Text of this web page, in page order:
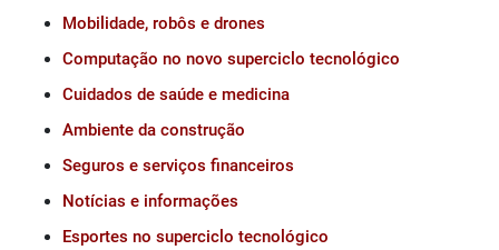
Mobilidade, robôs e drones
Computação no novo superciclo tecnológico
Cuidados de saúde e medicina
Ambiente da construção
Seguros e serviços financeiros
Notícias e informações
Esportes no superciclo tecnológico